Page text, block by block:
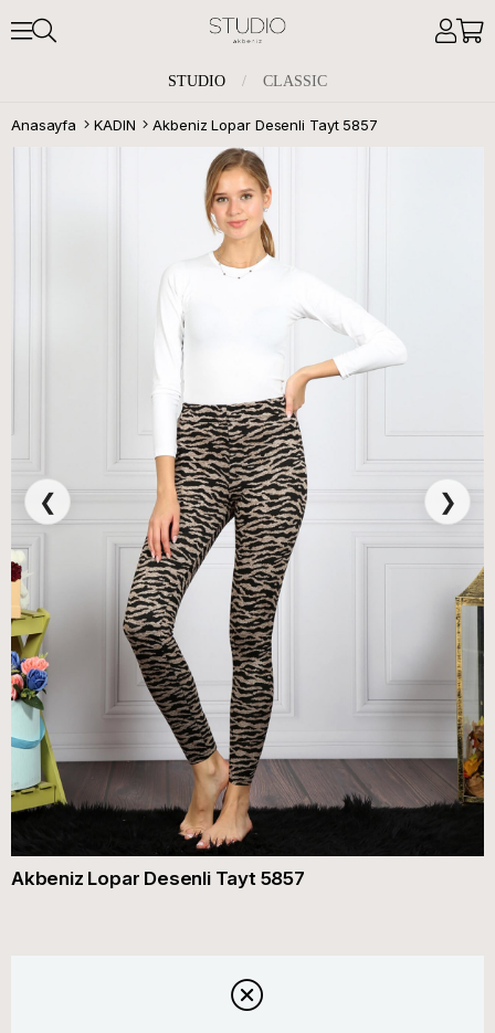
STUDIO / CLASSIC
Anasayfa KADIN Akbeniz Lopar Desenli Tayt 5857
❮ ❯
Akbeniz Lopar Desenli Tayt 5857